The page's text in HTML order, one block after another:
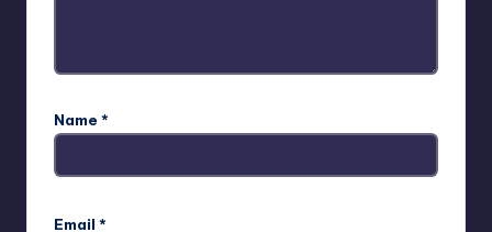
Name *
Email *